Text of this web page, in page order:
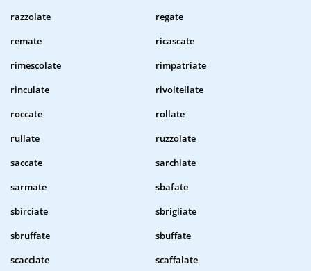
razzolate
regate
remate
ricascate
rimescolate
rimpatriate
rinculate
rivoltellate
roccate
rollate
rullate
ruzzolate
saccate
sarchiate
sarmate
sbafate
sbirciate
sbrigliate
sbruffate
sbuffate
scacciate
scaffalate